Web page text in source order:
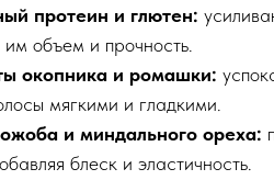
протеин и глютен:
объем и прочность.
окопника и ромашки:
мягкими и гладкими.
и миндального ореха:
блеск и эластичность.